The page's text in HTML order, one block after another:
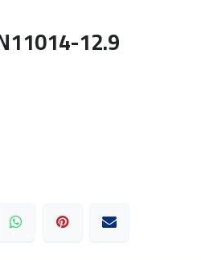
12.9